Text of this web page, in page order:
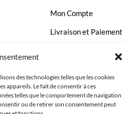
des technologies telles que les cookies
appareils. Le fait de consentir à ces
telles que le comportement de navigation
ou de retirer son consentement peut
Mon Compte
Livraison et Paiement